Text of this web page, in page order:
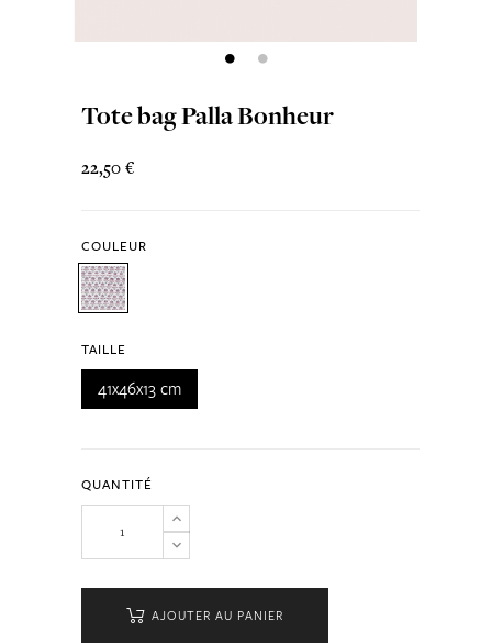
Tote bag Palla Bonheur
22,50 €
COULEUR
TAILLE
41x46x13 cm
QUANTITÉ
AJOUTER AU PANIER